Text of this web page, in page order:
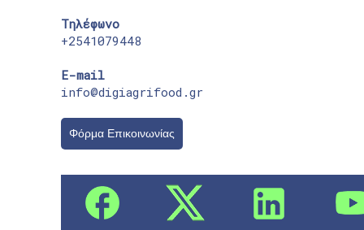
Τηλέφωνο
+2541079448
E-mail
info@digiagrifood.gr
Φόρμα Επικοινωνίας